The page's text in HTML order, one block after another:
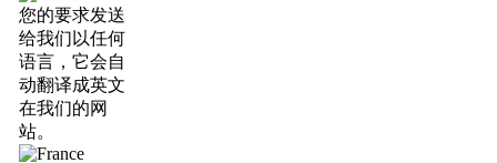
您的要求发送
给我们以任何
语言，它会自
动翻译成英文
在我们的网
站。